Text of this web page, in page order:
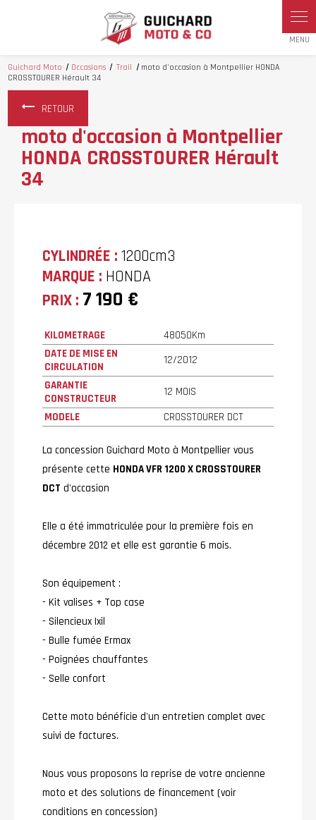
Guichard Moto Occasions Trail
moto d'occasion à Montpellier HONDA
CROSSTOURER Hérault 34
RETOUR
moto d'occasion à Montpellier
HONDA CROSSTOURER Hérault
34
CYLINDRÉE : 1200cm3
MARQUE : HONDA
PRIX : 7 190 €
KILOMETRAGE
48050Km
DATE DE MISE EN
CIRCULATION
12/2012
GARANTIE
CONSTRUCTEUR
12 MOIS
MODELE
CROSSTOURER DCT
La concession Guichard Moto à Montpellier vous
présente cette HONDA VFR 1200 X CROSSTOURER
DCT d'occasion
Elle a été immatriculée pour la première fois en
décembre 2012 et elle est garantie 6 mois.
Son équipement :
- Kit valises + Top case
- Silencieux Ixil
- Bulle fumée Ermax
- Poignées chauffantes
- Selle confort
Cette moto bénéficie d'un entretien complet avec
suivi de factures.
Nous vous proposons la reprise de votre ancienne
moto et des solutions de financement (voir
conditions en concession)